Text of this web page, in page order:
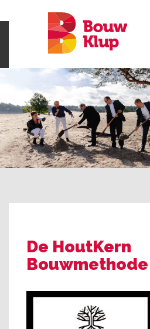
De HoutKern
Bouwmethode